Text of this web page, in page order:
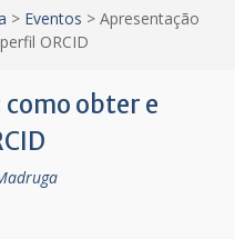
> Eventos > Apresentação
ORCID
obter e